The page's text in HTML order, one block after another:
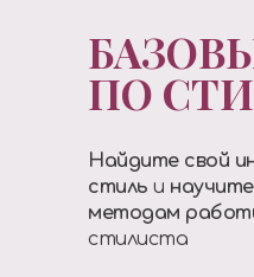
ПО
Найдите свой
стиль и
методам
стилиста